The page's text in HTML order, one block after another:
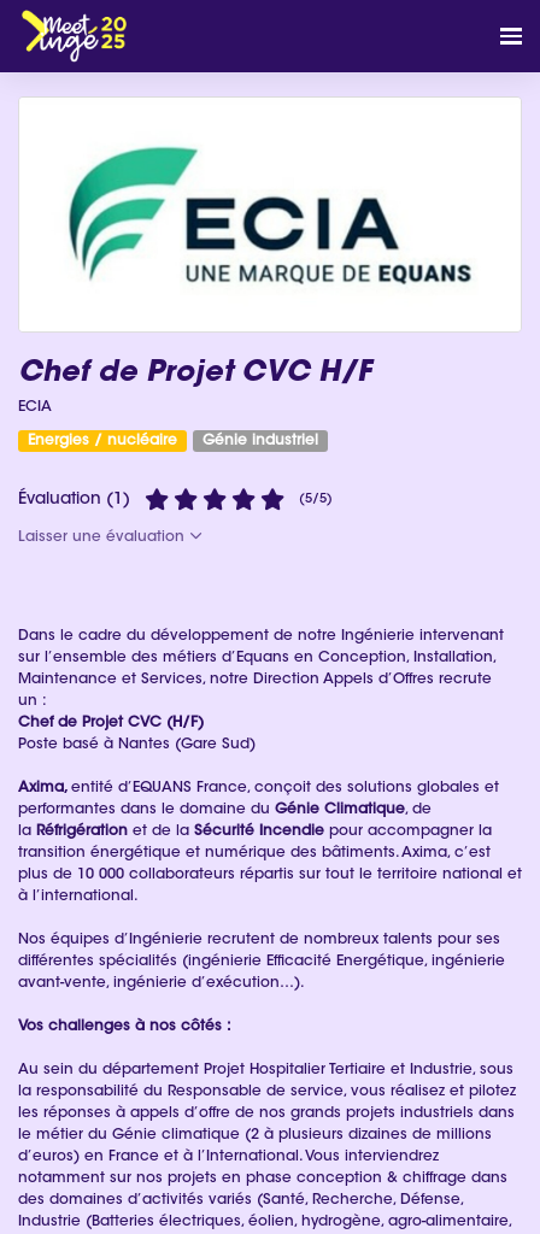
Chef de Projet CVC H/F
ECIA
Energies / nucléaire Génie industriel
Évaluation (1) (5/5)
Laisser une évaluation
Dans le cadre du développement de notre Ingénierie intervenant
sur l’ensemble des métiers d’Equans en Conception, Installation,
Maintenance et Services, notre Direction Appels d’Offres recrute
un :
Chef de Projet CVC (H/F)
Poste basé à Nantes (Gare Sud)
Axima, entité d’EQUANS France, conçoit des solutions globales et
performantes dans le domaine du Génie Climatique, de
la Réfrigération et de la Sécurité Incendie pour accompagner la
transition énergétique et numérique des bâtiments. Axima, c’est
plus de 10 000 collaborateurs répartis sur tout le territoire national et
à l’international.
Nos équipes d’Ingénierie recrutent de nombreux talents pour ses
différentes spécialités (ingénierie Efficacité Energétique, ingénierie
avant-vente, ingénierie d’exécution…).
Vos challenges à nos côtés :
Au sein du département Projet Hospitalier Tertiaire et Industrie, sous
la responsabilité du Responsable de service, vous réalisez et pilotez
les réponses à appels d’offre de nos grands projets industriels dans
le métier du Génie climatique (2 à plusieurs dizaines de millions
d’euros) en France et à l’International. Vous interviendrez
notamment sur nos projets en phase conception & chiffrage dans
des domaines d’activités variés (Santé, Recherche, Défense,
Industrie (Batteries électriques, éolien, hydrogène, agro-alimentaire,